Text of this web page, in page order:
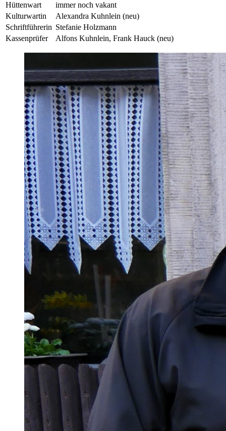
Hüttenwart
immer noch vakant
Kulturwartin
Alexandra Kuhnlein (neu)
Schriftführerin Stefanie Holzmann
Kassenprüfer
Alfons Kuhnlein, Frank Hauck (neu)